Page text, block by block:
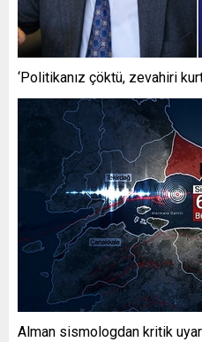
‘Politikanız çöktü, zevahiri
Alman sismologdan kritik